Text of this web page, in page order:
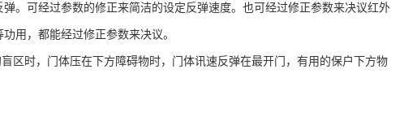
。可经过参数的修正来简洁的设定反弹速度。也可经过修正参数来决议红外
用，都能经过修正参数来决议。
区时，门体压在下方障碍物时，门体讯速反弹在最开门，有用的保户下方物